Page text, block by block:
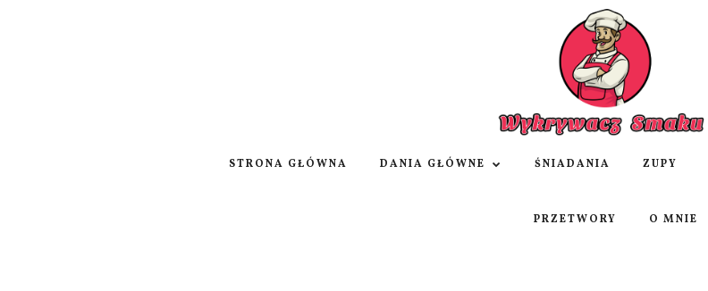
STRONA GŁÓWNA DANIA GŁÓWNE ŚNIADANIA ZUPY
PRZETWORY O MNIE